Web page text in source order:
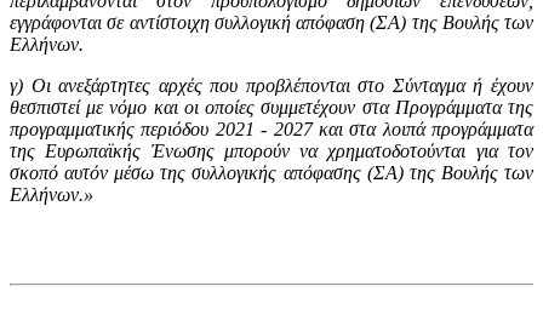
εγγράφονται σε αντίστοιχη συλλογική απόφαση (ΣΑ) της Βουλής των
Ελλήνων.
γ) Οι ανεξάρτητες αρχές που προβλέπονται στο Σύνταγμα ή έχουν
θεσπιστεί με νόμο και οι οποίες συμμετέχουν στα Προγράμματα της
προγραμματικής περιόδου 2021 - 2027 και στα λοιπά προγράμματα
της Ευρωπαϊκής Ένωσης μπορούν να χρηματοδοτούνται για τον
σκοπό αυτόν μέσω της συλλογικής απόφασης (ΣΑ) της Βουλής των
Ελλήνων.»